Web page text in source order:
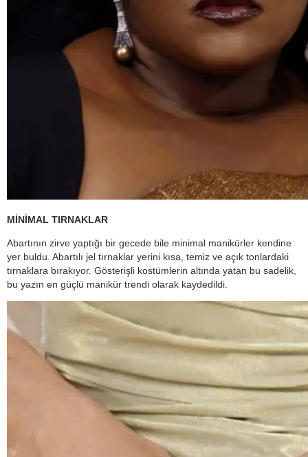
MİNİMAL TIRNAKLAR
Abartının zirve yaptığı bir gecede bile minimal manikürler kendine
yer buldu. Abartılı jel tırnaklar yerini kısa, temiz ve açık tonlardaki
tırnaklara bırakıyor. Gösterişli kostümlerin altında yatan bu sadelik,
bu yazın en güçlü manikür trendi olarak kaydedildi.